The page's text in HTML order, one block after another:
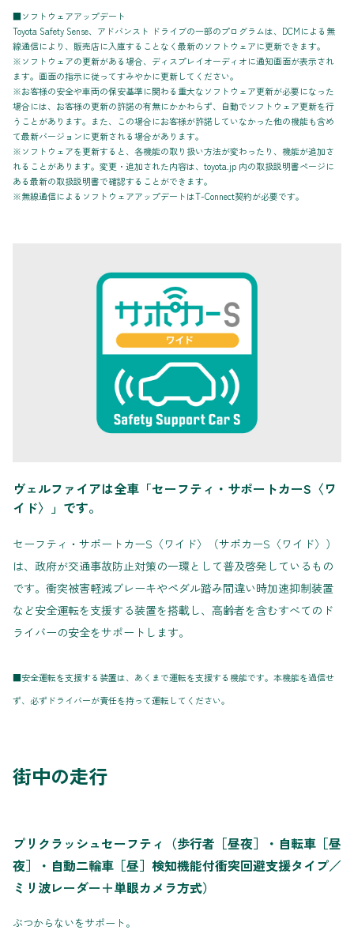
■ソフトウェアアップデート
Toyota Safety Sense、アドバンスト ドライブの一部のプログラムは、DCMによる無
線通信により、販売店に入庫することなく最新のソフトウェアに更新できます。
※ソフトウェアの更新がある場合、ディスプレイオーディオに通知画面が表示され
ます。画面の指示に従ってすみやかに更新してください。
※お客様の安全や車両の保安基準に関わる重大なソフトウェア更新が必要になった
場合には、お客様の更新の許諾の有無にかかわらず、自動でソフトウェア更新を行
うことがあります。また、この場合にお客様が許諾していなかった他の機能も含め
て最新バージョンに更新される場合があります。
※ソフトウェアを更新すると、各機能の取り扱い方法が変わったり、機能が追加さ
れることがあります。変更・追加された内容は、toyota.jp 内の取扱説明書ページに
ある最新の取扱説明書で確認することができます。
※無線通信によるソフトウェアアップデートはT-Connect契約が必要です。
ヴェルファイアは全車「セーフティ・サポートカーS〈ワ
イド〉」です。
セーフティ・サポートカーS〈ワイド〉（サポカーS〈ワイド〉）
は、政府が交通事故防止対策の一環として普及啓発しているもの
です。衝突被害軽減ブレーキやペダル踏み間違い時加速抑制装置
など安全運転を支援する装置を搭載し、高齢者を含むすべてのド
ライバーの安全をサポートします。
■安全運転を支援する装置は、あくまで運転を支援する機能です。本機能を過信せ
ず、必ずドライバーが責任を持って運転してください。
街中の走行
プリクラッシュセーフティ（歩行者［昼夜］・自転車［昼
夜］・自動二輪車［昼］検知機能付衝突回避支援タイプ／
ミリ波レーダー＋単眼カメラ方式）
ぶつからないをサポート。